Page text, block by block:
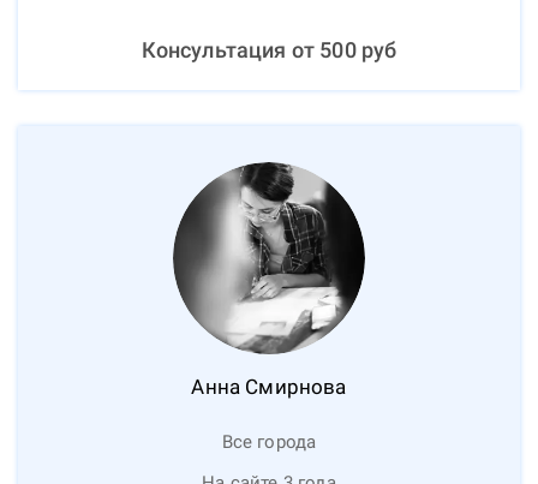
Консультация от 500руб
Анна Смирнова
Все города